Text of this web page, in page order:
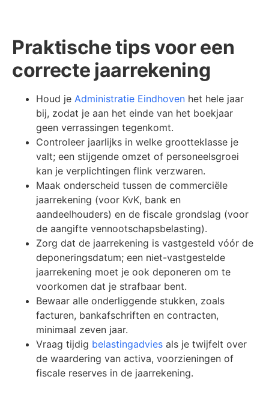
Praktische tips voor een
correcte jaarrekening
Houd je Administratie Eindhoven het hele jaar
bij, zodat je aan het einde van het boekjaar
geen verrassingen tegenkomt.
Controleer jaarlijks in welke grootteklasse je
valt; een stijgende omzet of personeelsgroei
kan je verplichtingen flink verzwaren.
Maak onderscheid tussen de commerciële
jaarrekening (voor KvK, bank en
aandeelhouders) en de fiscale grondslag (voor
de aangifte vennootschapsbelasting).
Zorg dat de jaarrekening is vastgesteld vóór de
deponeringsdatum; een niet-vastgestelde
jaarrekening moet je ook deponeren om te
voorkomen dat je strafbaar bent.
Bewaar alle onderliggende stukken, zoals
facturen, bankafschriften en contracten,
minimaal zeven jaar.
Vraag tijdig belastingadvies als je twijfelt over
de waardering van activa, voorzieningen of
fiscale reserves in de jaarrekening.